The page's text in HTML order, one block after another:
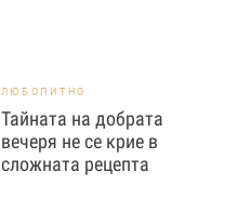
ЛЮБОПИТНО
Тайната на добрата
вечеря не се крие в
сложната рецепта